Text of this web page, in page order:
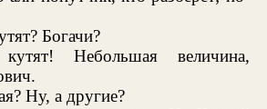
Богачи?
Небольшая величина,
Ну, а другие?